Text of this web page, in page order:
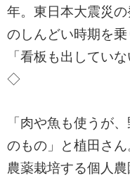
年。東日本大震災
のしんどい時期を乗
「看板も出してい
◇
「肉や魚も使うが
のもの」と植田さ
農薬栽培する個人